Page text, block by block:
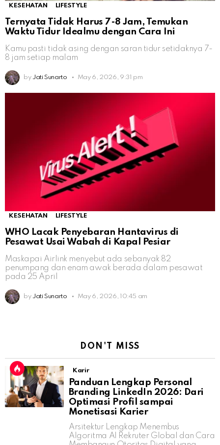
KESEHATAN LIFESTYLE
Ternyata Tidak Harus 7-8 Jam, Temukan
Waktu Tidur Idealmu dengan Cara Ini
Kamu pasti tidak asing dengan saran tidur setidaknya 7-
8 jam setiap malam
by Jati Sunarto May 6, 2026, 9:31 pm
KESEHATAN LIFESTYLE
WHO Lacak Penyebaran Hantavirus di
Pesawat Usai Wabah di Kapal Pesiar
Maskapai Airlink menyebut ada sebanyak 82
penumpang dan enam awak berada dalam pesawat
pada 25 April
by Jati Sunarto May 6, 2026, 10:45 am
DON'T MISS
Karir
Panduan Lengkap Personal
Branding LinkedIn 2026: Dari
Optimasi Profil sampai
Monetisasi Karier
Arsitektur Lengkap Menembus
Algoritma AI Rekruter Global dan Cara